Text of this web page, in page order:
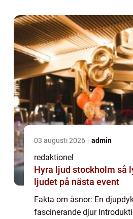
03 augusti 2026 admin
redaktionel
Hyra ljud stockholm så lyckas du med
ljudet på nästa event
Fakta om åsnor: En
fascinerande djur